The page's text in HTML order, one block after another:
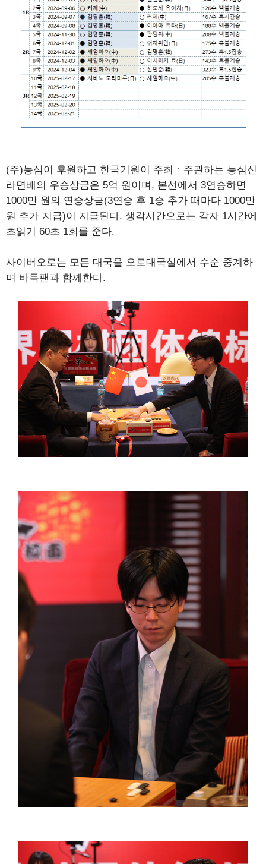
(주)농심이 후원하고 한국기원이 주최ㆍ주관하는 농심신
라면배의 우승상금은 5억 원이며, 본선에서 3연승하면
1000만 원의 연승상금(3연승 후 1승 추가 때마다 1000만
원 추가 지급)이 지급된다. 생각시간으로는 각자 1시간에
초읽기 60초 1회를 준다.
사이버오로는 모든 대국을 오로대국실에서 수순 중계하
며 바둑팬과 함께한다.